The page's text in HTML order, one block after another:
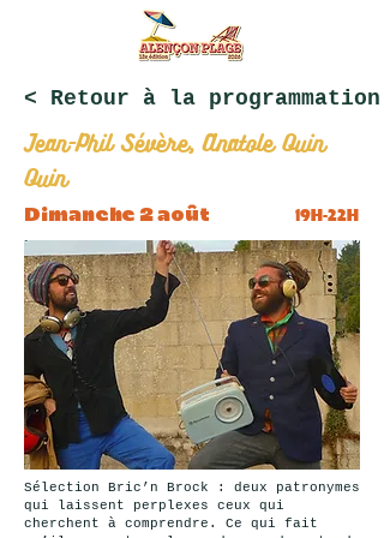
< Retour à la programmation
Jean-Phil Sévère, Anatole Ouin
Ouin
Dimanche 2 août 19H-22H
Sélection Bric’n Brock : deux patronymes
qui laissent perplexes ceux qui
cherchent à comprendre. Ce qui fait